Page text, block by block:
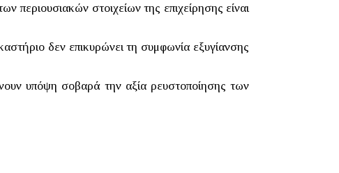
περιουσιακών στοιχείων της επιχείρησης είναι
δεν επικυρώνει τη συμφωνία εξυγίανσης
υπόψη σοβαρά την αξία ρευστοποίησης των